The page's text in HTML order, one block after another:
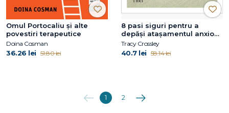
Omul Portocaliu și alte
povestiri terapeutice
Doina Cosman
36.26 lei 51.80 lei
8 pasi siguri pentru a
depăși atașamentul anxios
și evitant
Tracy Crossley
40.7 lei 58.14 lei
Anterioara
1 2 Următoarea